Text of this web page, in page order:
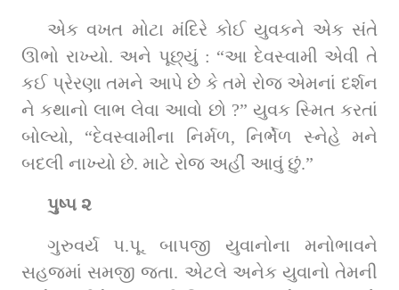
એક વખત મોટા મંદિરે કોઈ યુવકને એક સંતે
ઊભો રાખ્યો. અને પૂછ્યું : “આ દેવસ્વામી એવી તે
કઈ પ્રેરણા તમને આપે છે કે તમે રોજ એમનાં દર્શન
ને કથાનો લાભ લેવા આવો છો ?” યુવક સ્મિત કરતાં
બોલ્યો, “દેવસ્વામીના નિર્મળ, નિર્ભેળ સ્નેહે મને
બદલી નાખ્યો છે. માટે રોજ અહીં આવું છું.”
પુષ્પ ૨
ગુરુવર્ય પ.પૂ. બાપજી યુવાનોના મનોભાવને
સહજમાં સમજી જતા. એટલે અનેક યુવાનો તેમની